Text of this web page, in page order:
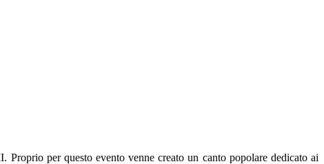
per questo evento venne creato un canto popolare dedicato ai